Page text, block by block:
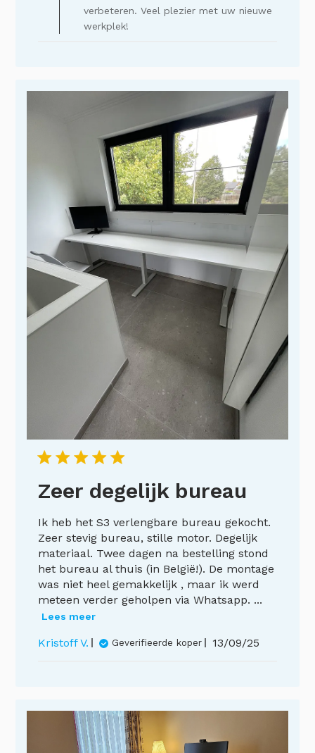
reactie
verbeteren. Veel plezier met uw nieuwe
werkplek!
Zeer degelijk bureau
Ik heb het S3 verlengbare bureau gekocht.
Zeer stevig bureau, stille motor. Degelijk
materiaal. Twee dagen na bestelling stond
het bureau al thuis (in België!). De montage
was niet heel gemakkelijk , maar ik werd
meteen verder geholpen via Whatsapp. ...
Lees meer
Kristoff V. Geverifieerde koper 13/09/25